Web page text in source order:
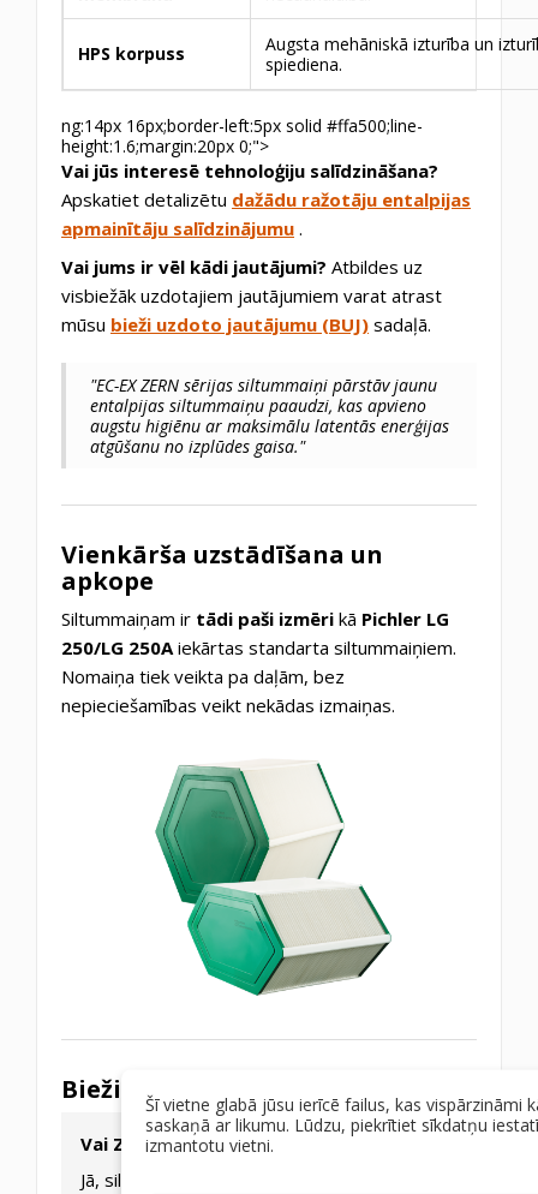
HPS korpuss
Augsta mehāniskā izturība un
spiediena.
ng:14px 16px;border-left:5px solid #ffa500;line-
height:1.6;margin:20px 0;">
Vai jūs interesē tehnoloģiju salīdzināšana?
Apskatiet detalizētu dažādu ražotāju entalpijas
apmainītāju salīdzinājumu .
Vai jums ir vēl kādi jautājumi? Atbildes uz
visbiežāk uzdotajiem jautājumiem varat atrast
mūsu bieži uzdoto jautājumu (BUJ) sadaļā.
"EC-EX ZERN sērijas siltummaiņi pārstāv jaunu
entalpijas siltummaiņu paaudzi, kas apvieno
augstu higiēnu ar maksimālu latentās enerģijas
atgūšanu no izplūdes gaisa."
Vienkārša uzstādīšana un
apkope
Siltummaiņam ir tādi paši izmēri kā Pichler LG
250/LG 250Aiekārtas standarta siltummaiņiem.
Nomaiņa tiek veikta pa daļām, bez
nepieciešamības veikt nekādas izmaiņas.
Bieži uzdotie jautājumi
Vai ZERN EC-EX siltummaini var tīrīt?
Jā, siltummainis ir mazgājams. Tīriet,
Šī vietne glabā jūsu ierīcē failus, kas vispārzināmi
saskaņā ar likumu. Lūdzu, piekrītiet sīkdatņu
izmantotu vietni.